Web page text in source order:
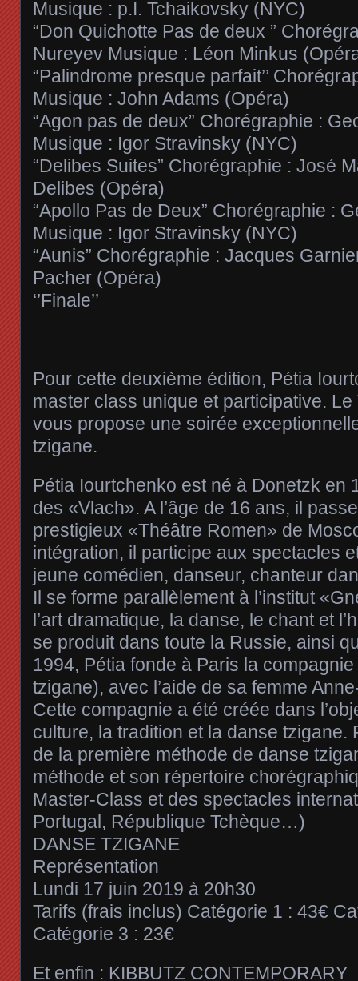
Musique : p.I. Tchaikovsky (NYC)
“Don Quichotte Pas de deux ”
Nureyev Musique : Léon Minkus
“Palindrome presque parfait’’
Musique : John Adams (Opéra)
“Agon pas de deux” Chorégraphie :
Musique : Igor Stravinsky (NYC)
“Delibes Suites” Chorégraphie : José
Delibes (Opéra)
“Apollo Pas de Deux” Chorégraphie :
Musique : Igor Stravinsky (NYC)
“Aunis” Chorégraphie : Jacques
Pacher (Opéra)
‘’Finale’’
Pour cette deuxième édition, Pétia
master class unique et participative.
vous propose une soirée
tzigane.
Pétia Iourtchenko est né à Donetzk en
des «Vlach». A l’âge de 16 ans, il
prestigieux «Théâtre Romen» de
intégration, il participe aux spectacles
jeune comédien, danseur, chanteur
Il se forme parallèlement à l’institut
l’art dramatique, la danse, le chant et
se produit dans toute la Russie, ainsi
1994, Pétia fonde à Paris la compagnie
tzigane), avec l’aide de sa femme
Cette compagnie a été créée dans
culture, la tradition et la danse tzigane.
de la première méthode de danse
méthode et son répertoire
Master-Class et des spectacles
Portugal, République Tchèque…)
DANSE TZIGANE
Représentation
Lundi 17 juin 2019 à 20h30
Tarifs (frais inclus) Catégorie 1 : 43€
Catégorie 3 : 23€
Et enfin : KIBBUTZ CONTEMPORARY